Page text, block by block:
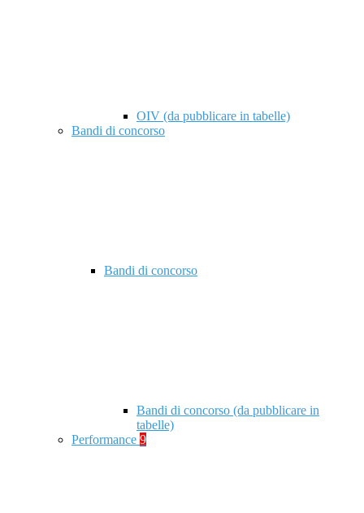
OIV (da pubblicare in tabelle)
Bandi di concorso
Bandi di concorso
Bandi di concorso (da pubblicare in
tabelle)
Performance 9